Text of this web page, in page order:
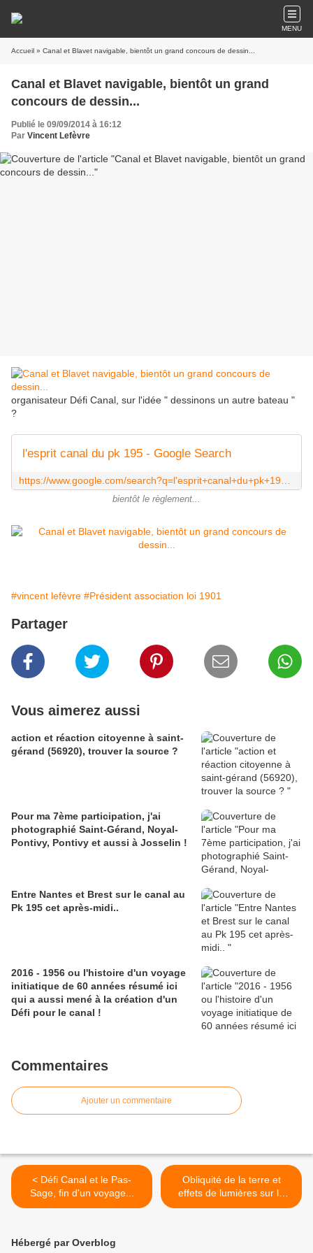
MENU
Accueil » Canal et Blavet navigable, bientôt un grand concours de dessin...
Canal et Blavet navigable, bientôt un grand
concours de dessin...
Publié le 09/09/2014 à 16:12
Par Vincent Lefèvre
organisateur Défi Canal, sur l'idée " dessinons un autre bateau "
?
l'esprit canal du pk 195 - Google Search
bientôt le règlement...
#vincent lefèvre #Président association loi 1901
Partager
Vous aimerez aussi
action et réaction citoyenne à saint-
gérand (56920), trouver la source ?
Pour ma 7ème participation, j'ai
photographié Saint-Gérand, Noyal-
Pontivy, Pontivy et aussi à Josselin !
Entre Nantes et Brest sur le canal au
Pk 195 cet après-midi..
2016 - 1956 ou l'histoire d'un voyage
initiatique de 60 années résumé ici
qui a aussi mené à la création d'un
Défi pour le canal !
Commentaires
Ajouter un commentaire
< Défi Canal et le Pas-
Sage, fin d'un voyage...
Obliquité de la terre et
effets de lumières sur le
pont du Brouz... >
Hébergé par Overblog